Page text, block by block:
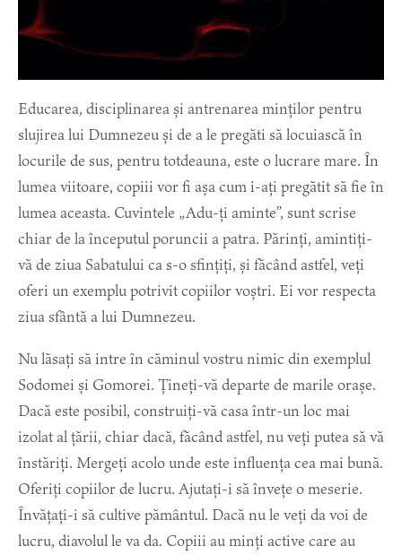
Educarea, disciplinarea și antrenarea minților pentru
slujirea lui Dumnezeu și de a le pregăti să locuiască în
locurile de sus, pentru totdeauna, este o lucrare mare. În
lumea viitoare, copiii vor fi așa cum i-ați pregătit să fie în
lumea aceasta. Cuvintele „Adu-ți aminte”, sunt scrise
chiar de la începutul poruncii a patra. Părinți, amintiți-
vă de ziua Sabatului ca s-o sfințiți, și făcând astfel, veți
oferi un exemplu potrivit copiilor voștri. Ei vor respecta
ziua sfântă a lui Dumnezeu.
Nu lăsați să intre în căminul vostru nimic din exemplul
Sodomei și Gomorei. Țineți-vă departe de marile orașe.
Dacă este posibil, construiți-vă casa într-un loc mai
izolat al țării, chiar dacă, făcând astfel, nu veți putea să vă
înstăriți. Mergeți acolo unde este influența cea mai bună.
Oferiți copiilor de lucru. Ajutați-i să învețe o meserie.
Învățați-i să cultive pământul. Dacă nu le veți da voi de
lucru, diavolul le va da. Copiii au minți active care au